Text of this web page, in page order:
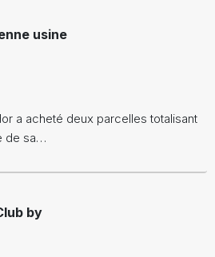
usine
a acheté deux parcelles totalisant
de sa…
by